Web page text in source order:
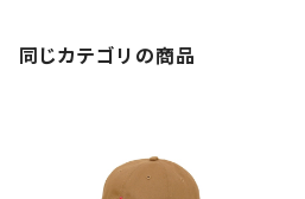
同じカテゴリの商品